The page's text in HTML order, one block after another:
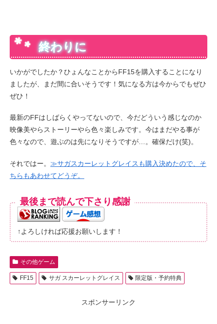
終わりに
いかがでしたか？ひょんなことからFF15を購入することになり
ましたが、まだ間に合いそうです！気になる方は今からでもぜひ
ぜひ！
最新のFFはしばらくやってないので、今だどういう感じなのか
映像美やらストーリーやら色々楽しみです。今はまだやる事が
色々なので、遊ぶのは先になりそうですが…。確保だけ(笑)。
それではー。 ≫サガスカーレットグレイスも購入決めたので、そ
ちらもあわせてどうぞ。
最後まで読んで下さり感謝
↑よろしければ応援お願いします！
その他ゲーム
FF15 サガ スカーレットグレイス 限定版・予約特典
スポンサーリンク